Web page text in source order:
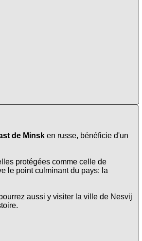
de Minsk en russe, bénéficie d'un
protégées comme celle de
le point culminant du pays: la
aussi y visiter la ville de Nesvij